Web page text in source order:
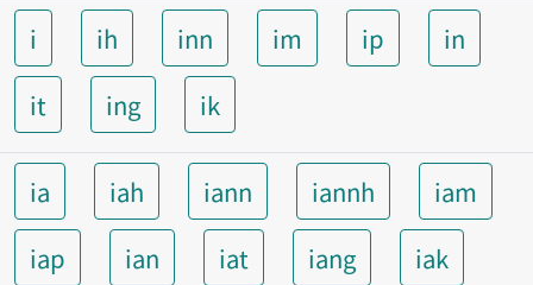
i ih inn im ip
in
it
ing ik
ia iah iann iannh
iam
iap
ian iat iang iak